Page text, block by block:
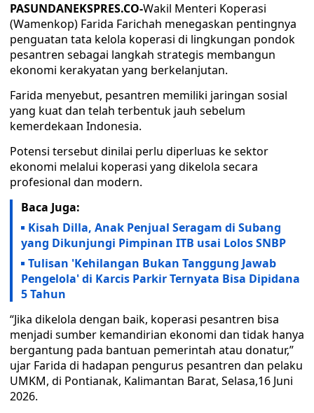
PASUNDANEKSPRES.CO-Wakil Menteri Koperasi
(Wamenkop) Farida Farichah menegaskan pentingnya
penguatan tata kelola koperasi di lingkungan pondok
pesantren sebagai langkah strategis membangun
ekonomi kerakyatan yang berkelanjutan.
Farida menyebut, pesantren memiliki jaringan sosial
yang kuat dan telah terbentuk jauh sebelum
kemerdekaan Indonesia.
Potensi tersebut dinilai perlu diperluas ke sektor
ekonomi melalui koperasi yang dikelola secara
profesional dan modern.
Baca Juga:
Kisah Dilla, Anak Penjual Seragam di Subang
yang Dikunjungi Pimpinan ITB usai Lolos SNBP
Tulisan 'Kehilangan Bukan Tanggung Jawab
Pengelola' di Karcis Parkir Ternyata Bisa Dipidana
5 Tahun
“Jika dikelola dengan baik, koperasi pesantren bisa
menjadi sumber kemandirian ekonomi dan tidak hanya
bergantung pada bantuan pemerintah atau donatur,”
ujar Farida di hadapan pengurus pesantren dan pelaku
UMKM, di Pontianak, Kalimantan Barat, Selasa,16 Juni
2026.